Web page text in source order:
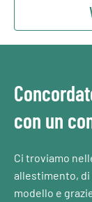
con un
Ci troviamo
allestimento, di
modello e